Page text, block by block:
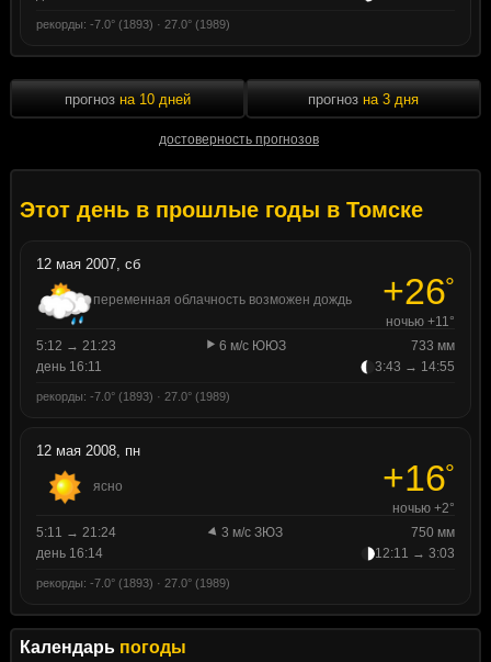
рекорды: -7.0° (1893) · 27.0° (1989)
прогноз на 10 дней
достоверность прогнозов
прогноз на 3 дня
Этот день в прошлые годы в Томске
12 мая 2007, сб
переменная облачность возможен дождь +26°
ночью +11°
5:12 → 21:23
6 м/с ЮЮЗ
733 мм
день 16:11
3:43 → 14:55
рекорды: -7.0° (1893) · 27.0° (1989)
12 мая 2008, пн
ясно +16°
ночью +2°
5:11 → 21:24
3 м/с ЗЮЗ
750 мм
день 16:14
12:11 → 3:03
рекорды: -7.0° (1893) · 27.0° (1989)
Календарь погоды